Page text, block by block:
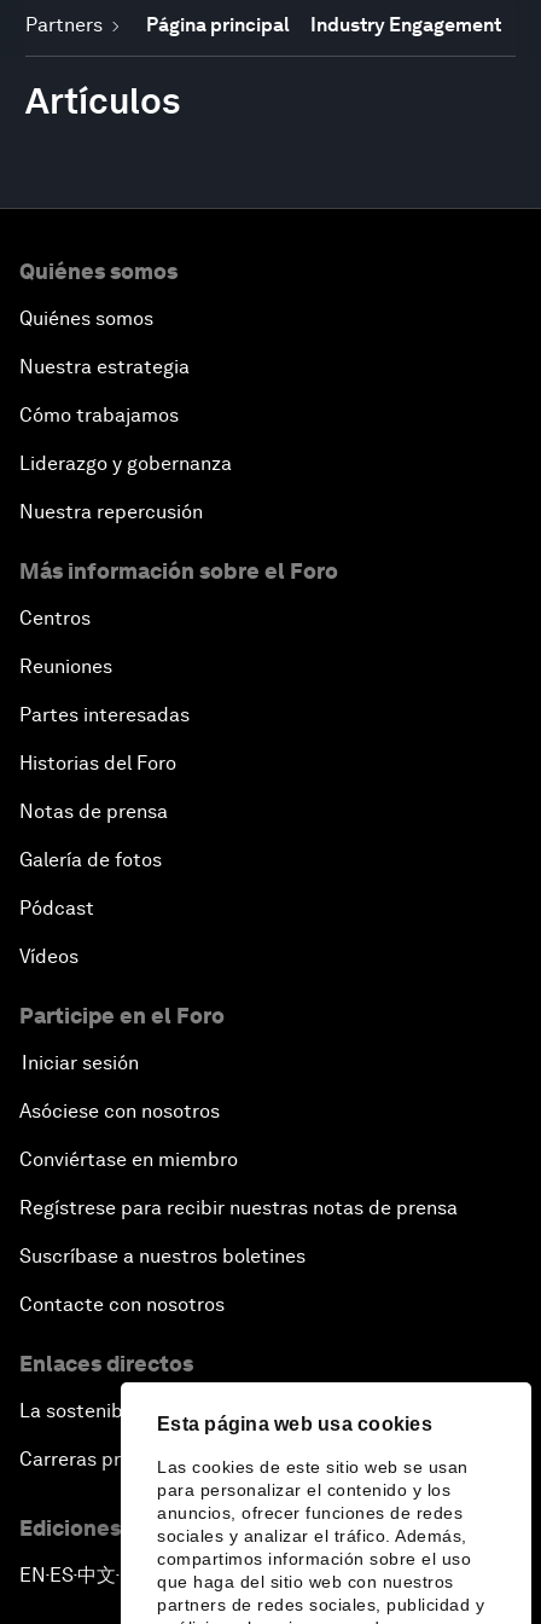
Esta página web usa cookies
Las cookies de este sitio web se usan
para personalizar el contenido y los
anuncios, ofrecer funciones de redes
sociales y analizar el tráfico. Además,
compartimos información sobre el uso
que haga del sitio web con nuestros
partners de redes sociales, publicidad y
Partners Página principal Industry Engagement
Artículos
Quiénes somos
Quiénes somos
Nuestra estrategia
Cómo trabajamos
Liderazgo y gobernanza
Nuestra repercusión
Más información sobre el Foro
Centros
Reuniones
Partes interesadas
Historias del Foro
Notas de prensa
Galería de fotos
Pódcast
Vídeos
Participe en el Foro
Iniciar sesión
Asóciese con nosotros
Conviértase en miembro
Regístrese para recibir nuestras notas de prensa
Suscríbase a nuestros boletines
Contacte con nosotros
Enlaces directos
La sostenibilidad en el Foro
Carreras profesionales
Ediciones en otros idiomas
EN ▪ES▪中文▪ 日本語